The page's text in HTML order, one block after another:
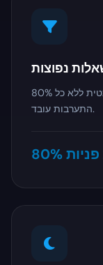
נפוצות
80% מהשאלות הסטנדרטיות נענות אוטומטית ללא כל
התערבות עובד.
פניות